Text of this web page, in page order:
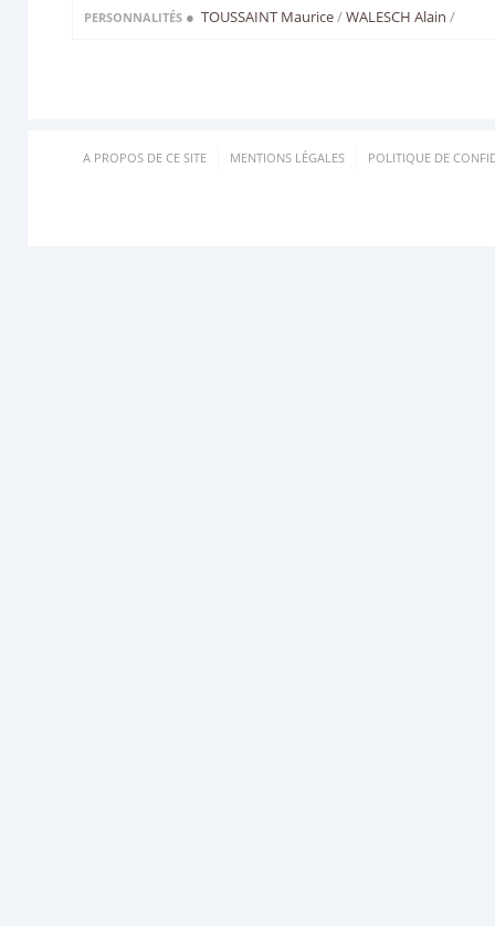
PERSONNALITÉS ● TOUSSAINT Maurice/WALESCH Alain /
A PROPOS DE CE SITE MENTIONS LÉGALES POLITIQUE DE